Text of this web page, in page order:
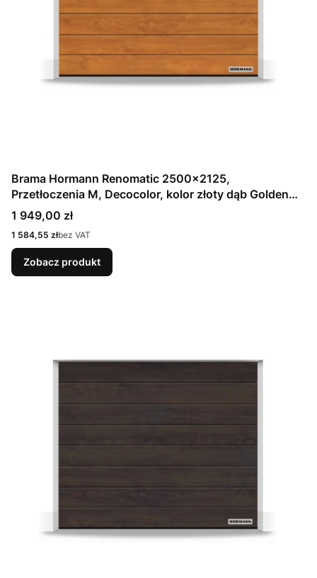
Brama Hormann Renomatic 2500x2125,
Przetłoczenia M, Decocolor, kolor złoty dąb Golden
Oak / OCYNK + Prowadzenie Z
Cena
1 949,00 zł
Cena
1 584,55 złbez VAT
Zobacz produkt